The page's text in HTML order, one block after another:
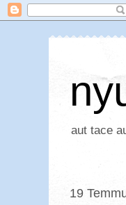
aut tace
19